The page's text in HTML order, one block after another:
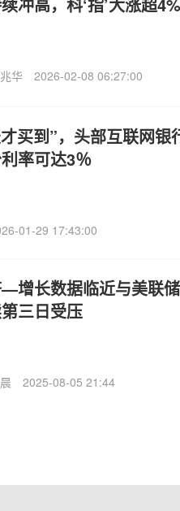
华 2026-02-08 06:27:00
买到”，头部互联网银
率可达3％
01-29 17:43:00
增长数据临近与美联
三日受压
2025-08-05 21:44